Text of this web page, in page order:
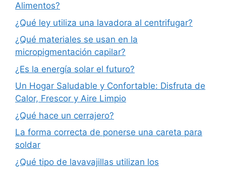
Alimentos?
¿Qué ley utiliza una lavadora al centrifugar?
¿Qué materiales se usan en la
micropigmentación capilar?
¿Es la energía solar el futuro?
Un Hogar Saludable y Confortable: Disfruta de
Calor, Frescor y Aire Limpio
¿Qué hace un cerrajero?
La forma correcta de ponerse una careta para
soldar
¿Qué tipo de lavavajillas utilizan los